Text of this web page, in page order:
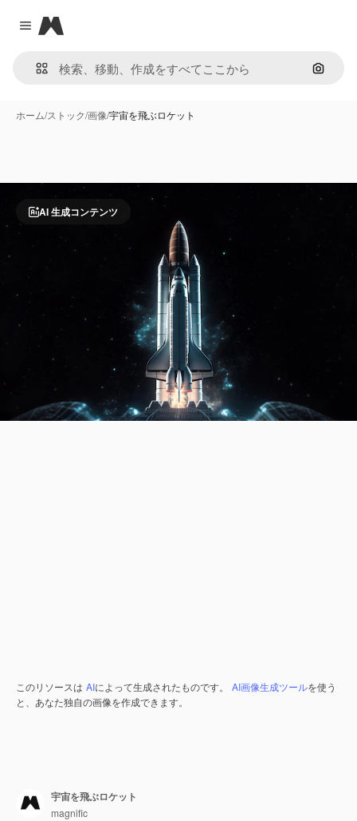
Close menu
Magnific
画像で
ホーム/ストック/画像/宇宙を飛ぶロケット
AI 生成コンテンツ
このリソースは AIによって生成されたものです。 AI画像生成ツールを使う
と、あなた独自の画像を作成できます。
宇宙を飛ぶロケット
magnific